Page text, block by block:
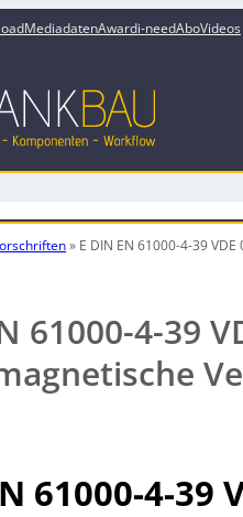
MediadatenAwardi-needAboVideos
» E DIN EN 61000-4-39
61000-4-39
61000-4-39